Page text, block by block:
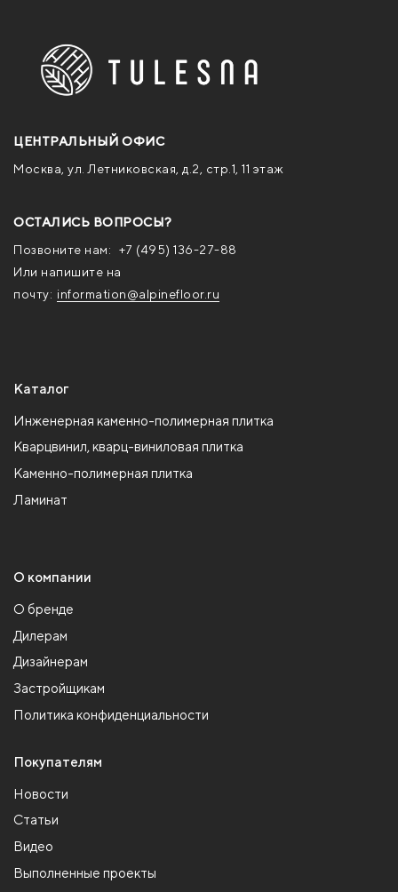
ЦЕНТРАЛЬНЫЙ ОФИС
Москва, ул. Летниковская, д.2, стр.1, 11 этаж
ОСТАЛИСЬ ВОПРОСЫ?
Позвоните нам:
+7 (495) 136-27-88
Или напишите на
почту: information@alpinefloor.ru
Каталог
Инженерная каменно-полимерная плитка
Кварцвинил, кварц-виниловая плитка
Каменно-полимерная плитка
Ламинат
О компании
О бренде
Дилерам
Дизайнерам
Застройщикам
Политика конфиденциальности
Покупателям
Новости
Статьи
Видео
Выполненные проекты